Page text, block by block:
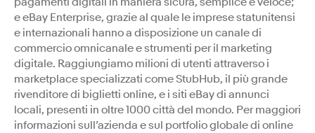
e eBay Enterprise, grazie al quale le imprese statunitensi
e internazionali hanno a disposizione un canale di
commercio omnicanale e strumenti per il marketing
digitale. Raggiungiamo milioni di utenti attraverso i
marketplace specializzati come StubHub, il più grande
rivenditore di biglietti online, e i siti eBay di annunci
locali, presenti in oltre 1000 città del mondo. Per maggiori
informazioni sull’azienda e sul portfolio globale di online